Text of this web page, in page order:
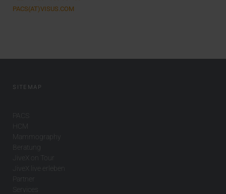
PACS(AT)VISUS.COM
SITEMAP
PACS
HCM
Mammography
Beratung
JiveX on Tour
JiveX live erleben
Partner
Services